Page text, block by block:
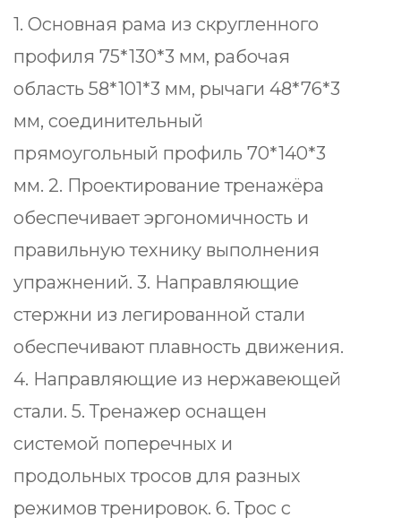
1. Основная рама из скругленного
профиля 75*130*3 мм, рабочая
область 58*101*3 мм, рычаги 48*76*3
мм, соединительный
прямоугольный профиль 70*140*3
мм. 2. Проектирование тренажёра
обеспечивает эргономичность и
правильную технику выполнения
упражнений. 3. Направляющие
стержни из легированной стали
обеспечивают плавность движения.
4. Направляющие из нержавеющей
стали. 5. Тренажер оснащен
системой поперечных и
продольных тросов для разных
режимов тренировок. 6. Трос с